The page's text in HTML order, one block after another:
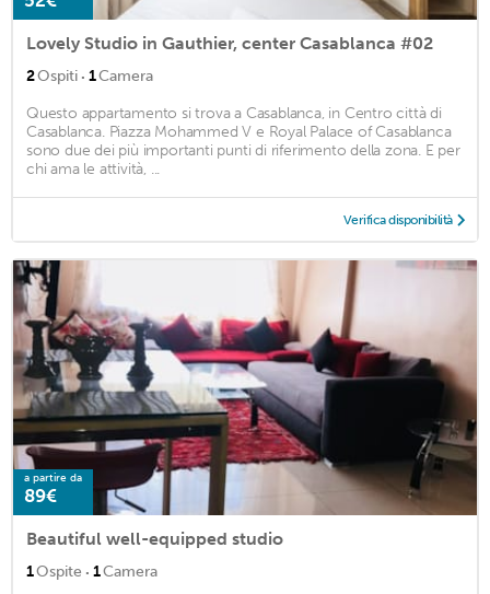
Lovely Studio in Gauthier, center Casablanca #02
2Ospiti · 1Camera
Questo appartamento si trova a Casablanca, in Centro città di
Casablanca. Piazza Mohammed V e Royal Palace of Casablanca
sono due dei più importanti punti di riferimento della zona. E per
chi ama le attività, ...
Verifica disponibilità
a partire da
89€
Beautiful well-equipped studio
1Ospite · 1Camera